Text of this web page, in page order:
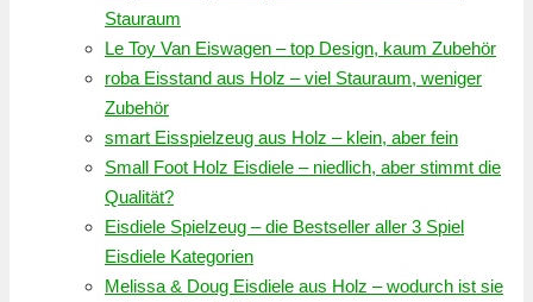
Stauraum
Le Toy Van Eiswagen – top Design, kaum Zubehör
roba Eisstand aus Holz – viel Stauraum, weniger
Zubehör
smart Eisspielzeug aus Holz – klein, aber fein
Small Foot Holz Eisdiele – niedlich, aber stimmt die
Qualität?
Eisdiele Spielzeug – die Bestseller aller 3 Spiel
Eisdiele Kategorien
Melissa & Doug Eisdiele aus Holz – wodurch ist sie